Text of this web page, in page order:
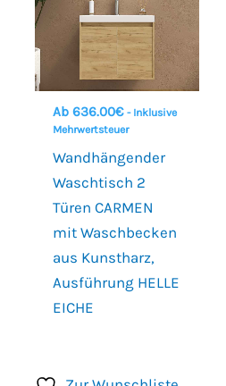
Ab 636.00€ - Inklusive
Mehrwertsteuer
Wandhängender
Waschtisch 2
Türen CARMEN
mit Waschbecken
aus Kunstharz,
Ausführung HELLE
EICHE